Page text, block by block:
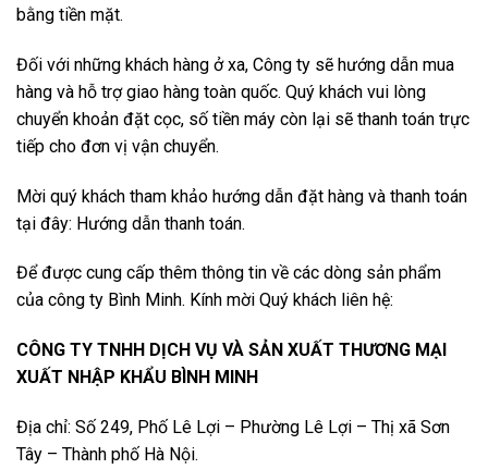
bằng tiền mặt.
Đối với những khách hàng ở xa, Công ty sẽ hướng dẫn mua
hàng và hỗ trợ giao hàng toàn quốc. Quý khách vui lòng
chuyển khoản đặt cọc, số tiền máy còn lại sẽ thanh toán trực
tiếp cho đơn vị vận chuyển.
Mời quý khách tham khảo hướng dẫn đặt hàng và thanh toán
tại đây: Hướng dẫn thanh toán.
Để được cung cấp thêm thông tin về các dòng sản phẩm
của công ty Bình Minh. Kính mời Quý khách liên hệ:
CÔNG TY TNHH DỊCH VỤ VÀ SẢN XUẤT THƯƠNG MẠI
XUẤT NHẬP KHẨU BÌNH MINH
Địa chỉ: Số 249, Phố Lê Lợi – Phường Lê Lợi – Thị xã Sơn
Tây – Thành phố Hà Nội.